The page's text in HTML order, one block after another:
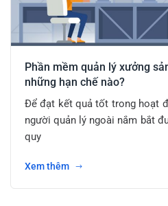
Phần mềm quản lý xưởng
những hạn chế nào?
Để đạt kết quả tốt trong hoạt
người quản lý ngoài nắm bắt
quy
Xem thêm